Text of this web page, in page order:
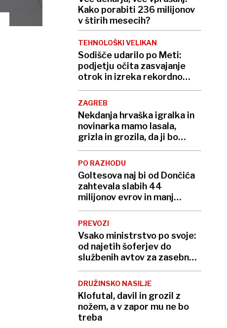
Kako porabiti 236 milijonov
v štirih mesecih?
TEHNOLOŠKI VELIKAN
Sodišče udarilo po Meti:
podjetju očita zasvajanje
otrok in izreka rekordno
kazen
ZAGREB
Nekdanja hrvaška igralka in
novinarka mamo lasala,
grizla in grozila, da ji bo
»utrgala glavo«
PO RAZHODU
Goltesova naj bi od Dončića
zahtevala slabih 44
milijonov evrov in manj
stikov z otrokoma
PREVOZI
Vsako ministrstvo po svoje:
od najetih šoferjev do
službenih avtov za zasebno
rabo
DRUŽINSKO NASILJE
Klofutal, davil in grozil z
nožem, a v zapor mu ne bo
treba